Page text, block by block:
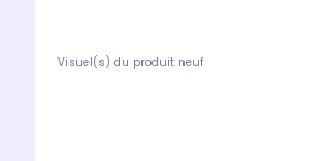
Visuel(s) du produit neuf